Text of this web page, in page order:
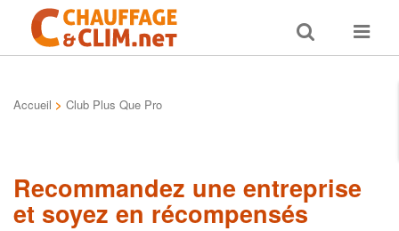
Toggle
search
Toggle
Accueil > Club Plus Que Pro
Recommandez une entreprise
et soyez en récompensés